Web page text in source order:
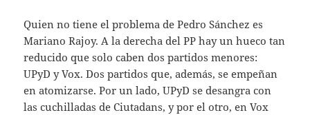
Quien no tiene el problema de Pedro Sánchez es
Mariano Rajoy. A la derecha del PP hay un hueco tan
reducido que solo caben dos partidos menores:
UPyD y Vox. Dos partidos que, además, se empeñan
en atomizarse. Por un lado, UPyD se desangra con
las cuchilladas de Ciutadans, y por el otro, en Vox